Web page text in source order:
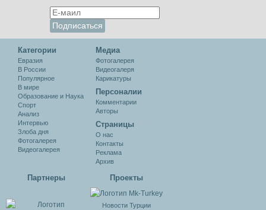
Категории
Евразия
В России
Популярное
В мире
Образование и Наука
Спорт
Анализ
Интервью
Злоба дня
Фотогалерея
Видеогалерея
Медиа
Фотогалерея
Видеогалеря
Карикатуры
Персоналии
Комментарии
Авторы
Cтраницы
О нас
Контакты
Реклама
Архив
Партнеры Проекты
Новости Турции